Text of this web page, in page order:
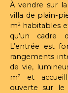
À vendre sur
villa de plain-
m² habitables
qu’un cadre
L’entrée est
rangements
de vie,
m² et
ouverte sur le